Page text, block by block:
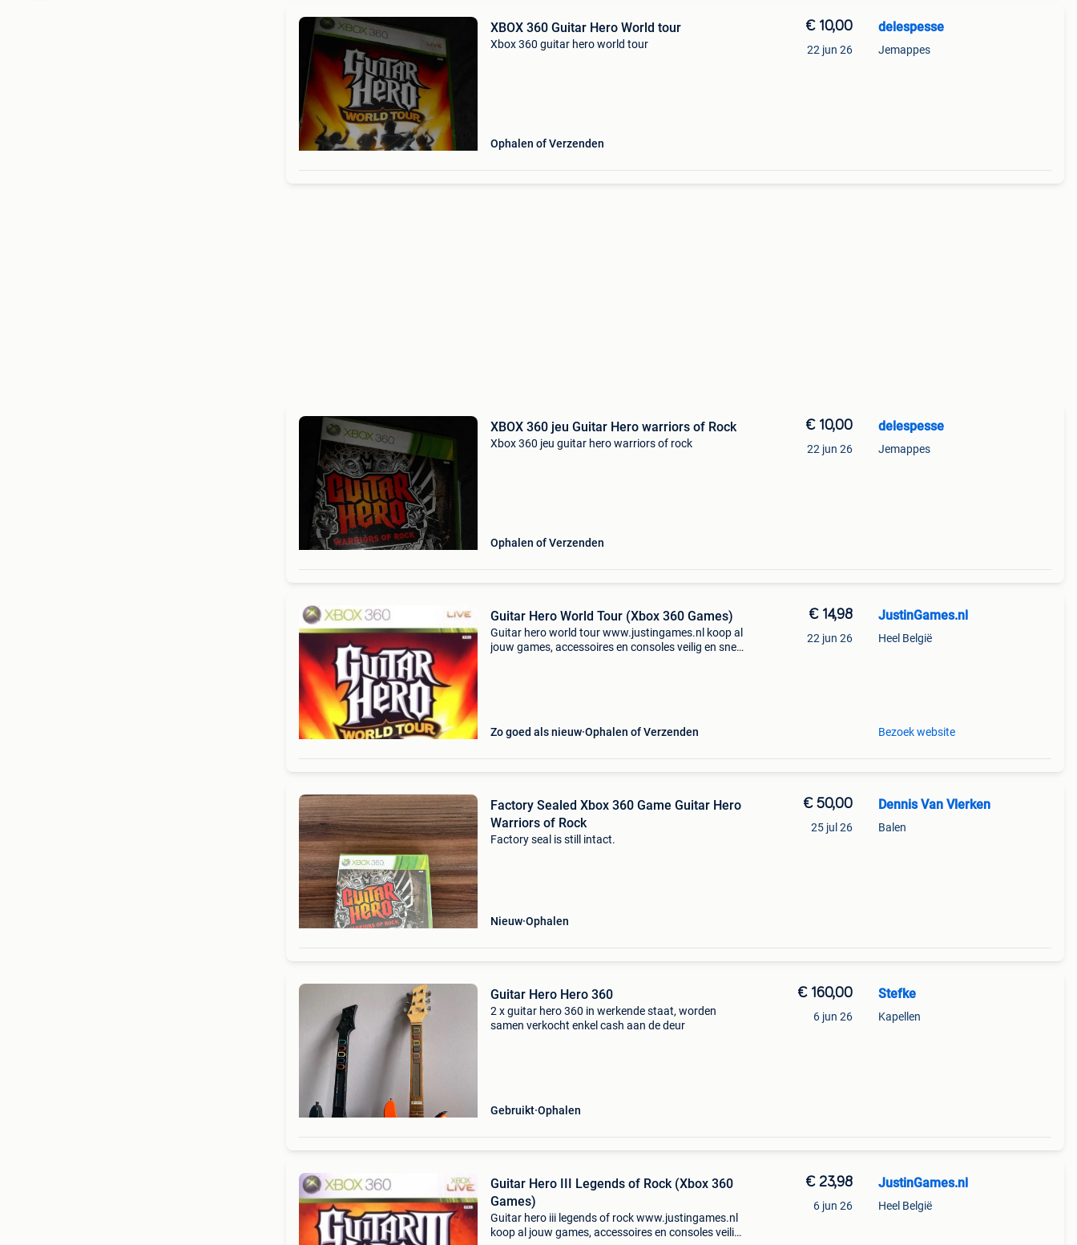
XBOX 360 Guitar Hero World tour
Xbox 360 guitar hero world tour
Ophalen of Verzenden
€ 10,00
22 jun 26
delespesse
Jemappes
XBOX 360 jeu Guitar Hero warriors of Rock
Xbox 360 jeu guitar hero warriors of rock
Ophalen of Verzenden
€ 10,00
22 jun 26
delespesse
Jemappes
Guitar Hero World Tour (Xbox 360 Games)
Guitar hero world tour www.justingames.nl koop al
jouw games, accessoires en consoles veilig en snel
Zo goed als nieuw Ophalen of Verzenden
€ 14,98
22 jun 26
JustinGames.nl
Heel België
Bezoek website
Factory Sealed Xbox 360 Game Guitar Hero
Warriors of Rock
Factory seal is still intact.
Nieuw Ophalen
€ 50,00
25 jul 26
Dennis Van Vlerken
Balen
Guitar Hero Hero 360
2 x guitar hero 360 in werkende staat, worden
samen verkocht enkel cash aan de deur
Gebruikt Ophalen
€ 160,00
6 jun 26
Stefke
Kapellen
Guitar Hero III Legends of Rock (Xbox 360
Games)
Guitar hero iii legends of rock www.justingames.nl
koop al jouw games, accessoires en consoles veilig
€ 23,98
6 jun 26
JustinGames.nl
Heel België